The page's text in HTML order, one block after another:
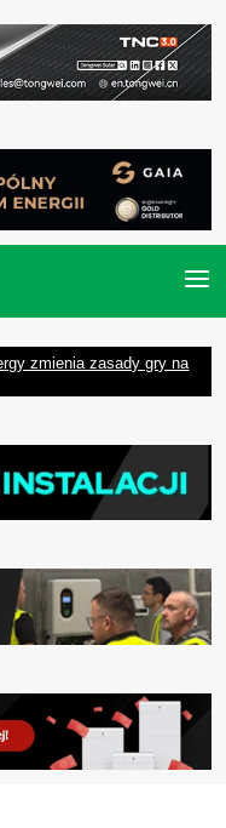
zmienia zasady gry na